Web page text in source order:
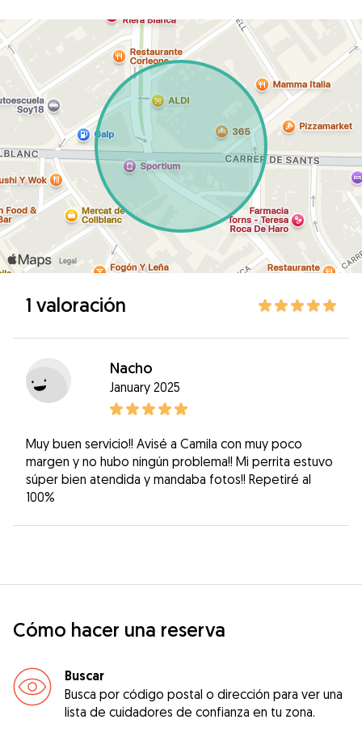
1 valoración
Nacho
January 2025
Muy buen servicio!! Avisé a Camila con muy poco
margen y no hubo ningún problema!! Mi perrita estuvo
súper bien atendida y mandaba fotos!! Repetiré al
100%
Cómo hacer una reserva
Buscar
Busca por código postal o dirección para ver una
lista de cuidadores de confianza en tu zona.